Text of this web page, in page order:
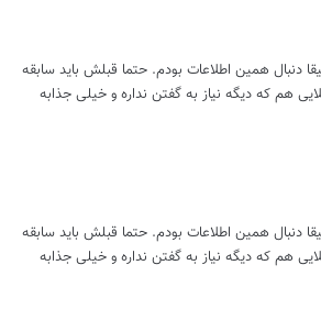
دنبال همین اطلاعات بودم. حتما قبلش باید سابقه
هم که دیگه نیاز به گفتن نداره و خیلی جذابه
دنبال همین اطلاعات بودم. حتما قبلش باید سابقه
هم که دیگه نیاز به گفتن نداره و خیلی جذابه